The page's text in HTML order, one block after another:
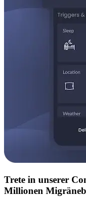
Trete in unserer
Millionen